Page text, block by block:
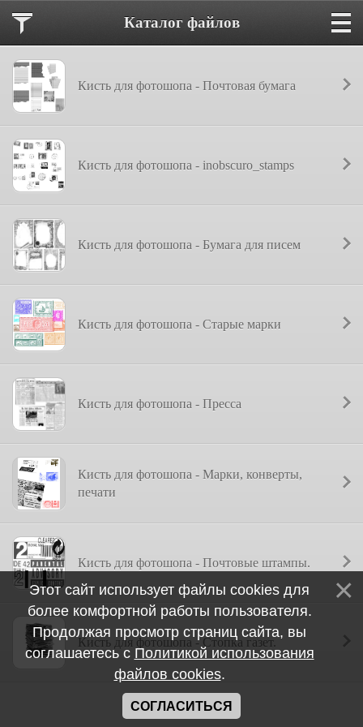
Каталог файлов
Кисть для фотошопа - Почтовая бумага
Кисть для фотошопа - inobscuro_stamps
Кисть для фотошопа - Бумага для писем
Кисть для фотошопа - Старые марки
Кисть для фотошопа - Пресса
Кисть для фотошопа - Марки, конверты,
печати
Кисть для фотошопа - Почтовые штампы.
Кисть для фотошопа - Стопка газет.
Этот сайт использует файлы cookies для
более комфортной работы пользователя.
Продолжая просмотр страниц сайта, вы
соглашаетесь с Политикой использования
файлов cookies.
СОГЛАСИТЬСЯ